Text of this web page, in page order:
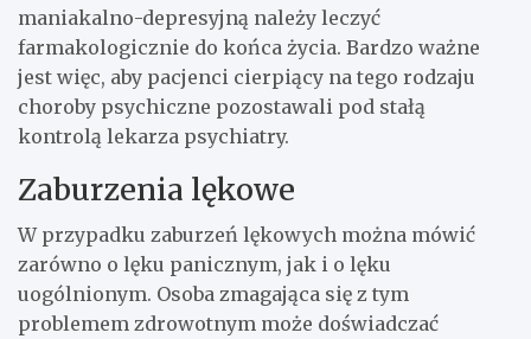
maniakalno-depresyjną należy leczyć
farmakologicznie do końca życia. Bardzo ważne
jest więc, aby pacjenci cierpiący na tego rodzaju
choroby psychiczne pozostawali pod stałą
kontrolą lekarza psychiatry.
Zaburzenia lękowe
W przypadku zaburzeń lękowych można mówić
zarówno o lęku panicznym, jak i o lęku
uogólnionym. Osoba zmagająca się z tym
problemem zdrowotnym może doświadczać